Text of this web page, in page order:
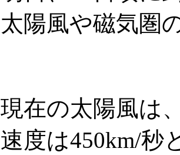
太陽風や磁気圏
現在の太陽風は
速度は450km/秒